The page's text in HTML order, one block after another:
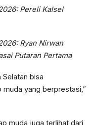
Pereli Kalsel
Ryan Nirwan
Putaran Pertama
Selatan bisa
yang berprestasi,”
muda juga terlihat dari